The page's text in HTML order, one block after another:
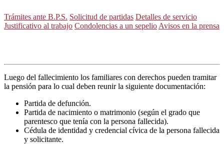
Trámites ante B.P.S. Solicitud de partidas Detalles de servicio
Justificativo al trabajo Condolencias a un sepelio Avisos en la prensa
Luego del fallecimiento los familiares con derechos pueden tramitar
la pensión para lo cual deben reunir la siguiente documentación:
Partida de defunción.
Partida de nacimiento o matrimonio (según el grado que
parentesco que tenía con la persona fallecida).
Cédula de identidad y credencial cívica de la persona fallecida
y solicitante.